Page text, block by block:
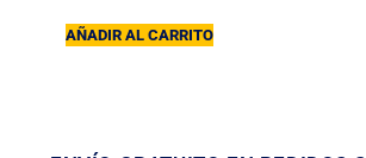
AÑADIR AL CARRITO